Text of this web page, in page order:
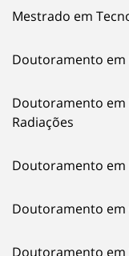
Mestrado em
Doutoramento em
Doutoramento em
Radiações
Doutoramento em
Doutoramento em
Doutoramento em